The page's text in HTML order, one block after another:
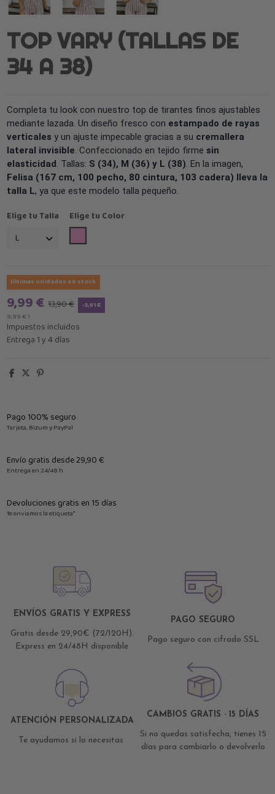
TOP VARY (TALLAS DE
34 A 38)
Completa tu look con nuestro top de tirantes finos ajustables
mediante lazada. Un diseño fresco con estampado de rayas
verticales y un ajuste impecable gracias a su cremallera
lateral invisible. Confeccionado en tejido firme sin
elasticidad . Tallas: S (34), M (36) y L (38). En la imagen,
Felisa (167 cm, 100 pecho, 80 cintura, 103 cadera) lleva la
talla L, ya que este modelo talla pequeño.
Elige tu Talla
Elige tu Color
Últimas unidades en stock
9,99 € 13,90 € -3,91 €
9,99 € 1
Impuestos incluidos
Entrega 1 y 4 días
Pago 100% seguro
Tarjeta, Bizum y PayPal
Envío gratis desde 29,90 €
Entrega en 24/48 h
Devoluciones gratis en 15 días
Te enviamos la etiqueta*
ENVÍOS GRATIS Y EXPRESS
Gratis desde 29,90€ (72/120H).
Express en 24/48H disponible
PAGO SEGURO
Pago seguro con cifrado SSL
ATENCIÓN PERSONALIZADA
Te ayudamos si lo necesitas
CAMBIOS GRATIS · 15 DÍAS
Si no quedas satisfecha, tienes 15
días para cambiarlo o devolverlo